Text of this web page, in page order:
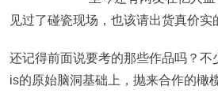
见过了碰瓷现场，也该请出货真价实
还记得前面说要考的那些作品吗？不
is的原始脑洞基础上，抛来合作的橄